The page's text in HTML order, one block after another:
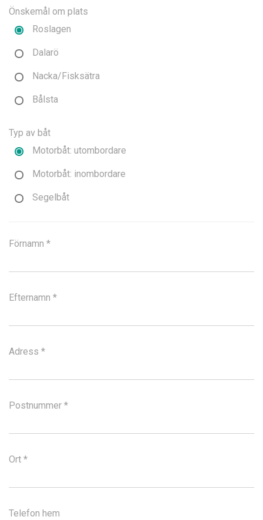
Önskemål om plats
Roslagen
Dalarö
Nacka/Fisksätra
Bålsta
Typ av båt
Motorbåt: utombordare
Motorbåt: inombordare
Segelbåt
Förnamn *
Efternamn *
Adress *
Postnummer *
Ort *
Telefon hem